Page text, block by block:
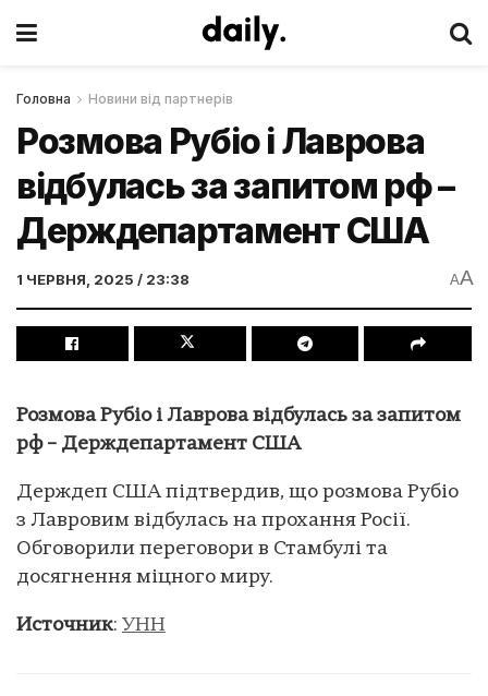
Головна Новини від партнерів
Розмова Рубіо і Лаврова
відбулась за запитом рф –
Держдепартамент США
1 ЧЕРВНЯ, 2025 / 23:38 AA
Розмова Рубіо і Лаврова відбулась за запитом
рф – Держдепартамент США
Держдеп США підтвердив, що розмова Рубіо
з Лавровим відбулась на прохання Росії.
Обговорили переговори в Стамбулі та
досягнення міцного миру.
Источник: УНН